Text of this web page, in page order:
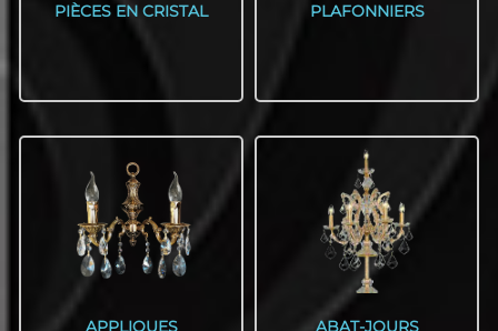
PIÈCES EN CRISTAL PLAFONNIERS
APPLIQUES ABAT-JOURS